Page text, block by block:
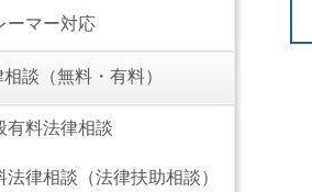
ーマー対応
談（無料・有料）
有料法律相談
法律相談（法律扶助相談）